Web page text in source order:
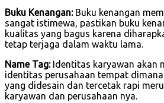
Buku Kenangan:Buku kenangan
sangat istimewa, pastikan buku
kualitas yang bagus karena
tetap terjaga dalam waktu lama.
Name Tag:Identitas karyawan akan
identitas perusahaan tempat
yang didesain dan tercetak rapi
karyawan dan perusahaan nya.